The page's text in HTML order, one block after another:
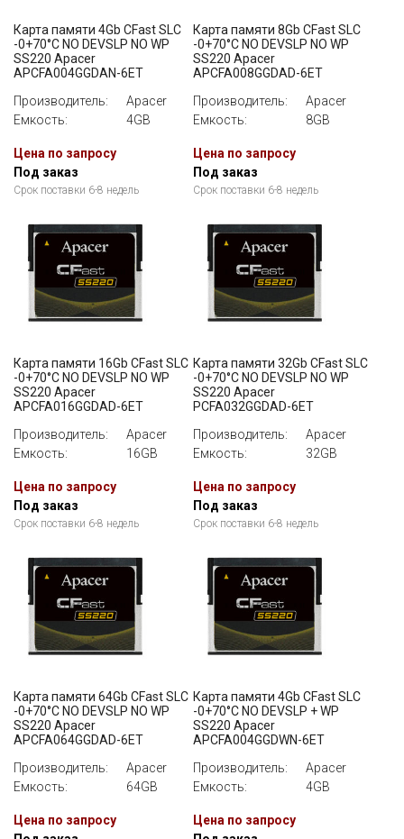
Карта памяти 4Gb CFast SLC
-0+70°C NO DEVSLP NO WP
SS220 Apacer
APCFA004GGDAN-6ET
Производитель:
Apacer
Емкость:
4GB
Цена по запросу
Под заказ
Срок поставки 6-8 недель
Карта памяти 8Gb CFast SLC
-0+70°C NO DEVSLP NO WP
SS220 Apacer
APCFA008GGDAD-6ET
Производитель:
Apacer
Емкость:
8GB
Цена по запросу
Под заказ
Срок поставки 6-8 недель
Карта памяти 16Gb CFast SLC
-0+70°C NO DEVSLP NO WP
SS220 Apacer
APCFA016GGDAD-6ET
Производитель:
Apacer
Емкость:
16GB
Цена по запросу
Под заказ
Срок поставки 6-8 недель
Карта памяти 32Gb CFast SLC
-0+70°C NO DEVSLP NO WP
SS220 Apacer
PCFA032GGDAD-6ET
Производитель:
Apacer
Емкость:
32GB
Цена по запросу
Под заказ
Срок поставки 6-8 недель
Карта памяти 64Gb CFast SLC
-0+70°C NO DEVSLP NO WP
SS220 Apacer
APCFA064GGDAD-6ET
Производитель:
Apacer
Емкость:
64GB
Цена по запросу
Карта памяти 4Gb CFast SLC
-0+70°C NO DEVSLP + WP
SS220 Apacer
APCFA004GGDWN-6ET
Производитель:
Apacer
Емкость:
4GB
Цена по запросу